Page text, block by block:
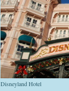
Disneyland Hotel